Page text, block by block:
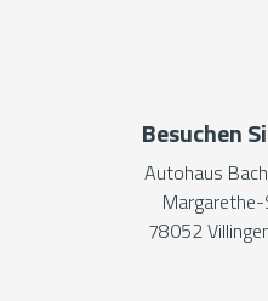
Besuchen
Autohaus
78052